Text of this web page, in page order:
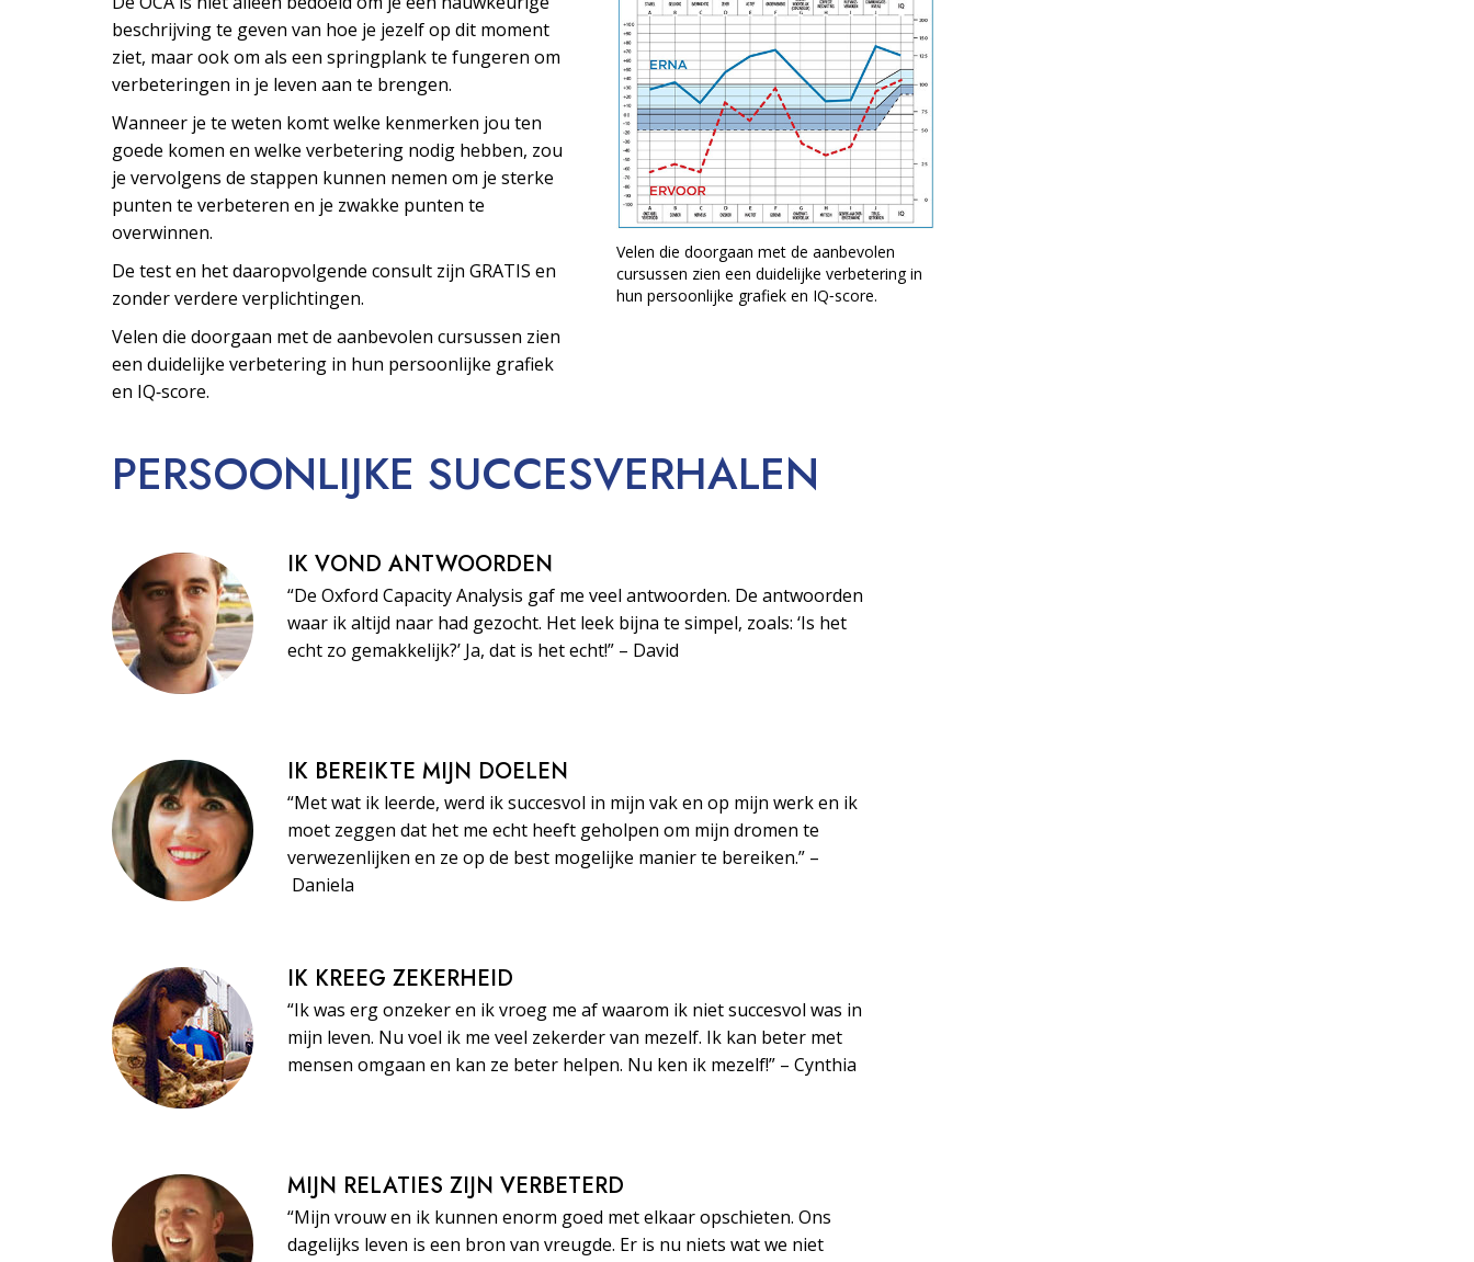
beschrijving te geven van hoe je jezelf op dit moment
ziet, maar ook om als een springplank te fungeren om
verbeteringen in je leven aan te brengen.
Wanneer je te weten komt welke kenmerken jou ten
goede komen en welke verbetering nodig hebben, zou
je vervolgens de stappen kunnen nemen om je sterke
punten te verbeteren en je zwakke punten te
overwinnen.
De test en het daaropvolgende consult zijn GRATIS en
zonder verdere verplichtingen.
Velen die doorgaan met de aanbevolen cursussen zien
een duidelijke verbetering in hun persoonlijke grafiek
en IQ‑score.
Velen die doorgaan met de aanbevolen
cursussen zien een duidelijke verbetering in
hun persoonlijke grafiek en IQ‑score.
PERSOONLIJKE SUCCESVERHALEN
IK VOND ANTWOORDEN
“De Oxford Capacity Analysis gaf me veel antwoorden. De antwoorden
waar ik altijd naar had gezocht. Het leek bijna te simpel, zoals: ‘Is het
echt zo gemakkelijk?’ Ja, dat is het echt!” – David
IK BEREIKTE MIJN DOELEN
“Met wat ik leerde, werd ik succesvol in mijn vak en op mijn werk en ik
moet zeggen dat het me echt heeft geholpen om mijn dromen te
verwezenlijken en ze op de best mogelijke manier te bereiken.” –
Daniela
IK KREEG ZEKERHEID
“Ik was erg onzeker en ik vroeg me af waarom ik niet succesvol was in
mijn leven. Nu voel ik me veel zekerder van mezelf. Ik kan beter met
mensen omgaan en kan ze beter helpen. Nu ken ik mezelf!” – Cynthia
MIJN RELATIES ZIJN VERBETERD
“Mijn vrouw en ik kunnen enorm goed met elkaar opschieten. Ons
dagelijks leven is een bron van vreugde. Er is nu niets wat we niet